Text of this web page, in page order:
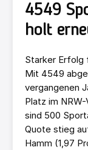
4549
holt
Starker Erfolg
Mit 4549
vergangenen
Platz im
sind 500
Quote stieg
Hamm (1,97